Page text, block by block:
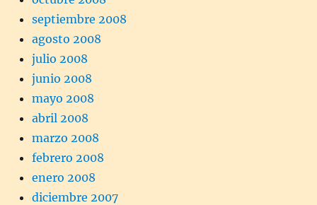
septiembre 2008
agosto 2008
julio 2008
junio 2008
mayo 2008
abril 2008
marzo 2008
febrero 2008
enero 2008
diciembre 2007